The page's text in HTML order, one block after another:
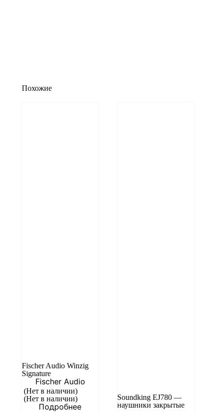
Похожие
Fischer Audio Winzig
Signature
Fischer Audio
(Нет в наличии)
(Нет в наличии)
Подробнее
Soundking EJ780 —
наушники закрытые